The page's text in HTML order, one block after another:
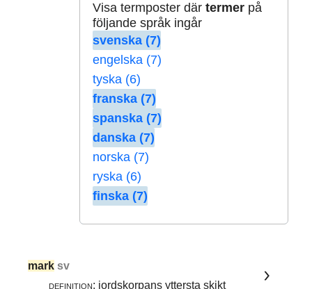
Visa termposter där termerpå
följande språk ingår
svenska (7)
engelska (7)
tyska (6)
franska (7)
spanska (7)
danska (7)
norska (7)
ryska (6)
finska (7)
mark sv
definition: jordskorpans yttersta skikt